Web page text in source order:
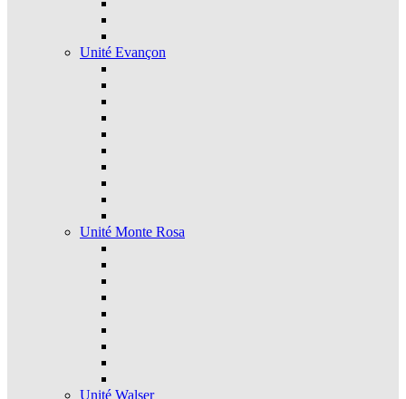
Unité Evançon
Unité Monte Rosa
Unité Walser